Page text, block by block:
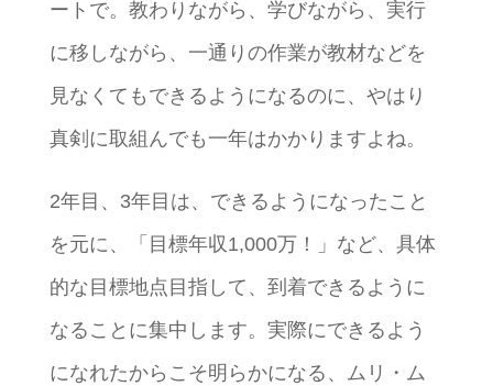
ートで。教わりながら、学びながら、実行
に移しながら、一通りの作業が教材などを
見なくてもできるようになるのに、やはり
真剣に取組んでも一年はかかりますよね。
2年目、3年目は、できるようになったこと
を元に、「目標年収1,000万！」など、具体
的な目標地点目指して、到着できるように
なることに集中します。実際にできるよう
になれたからこそ明らかになる、ムリ・ム